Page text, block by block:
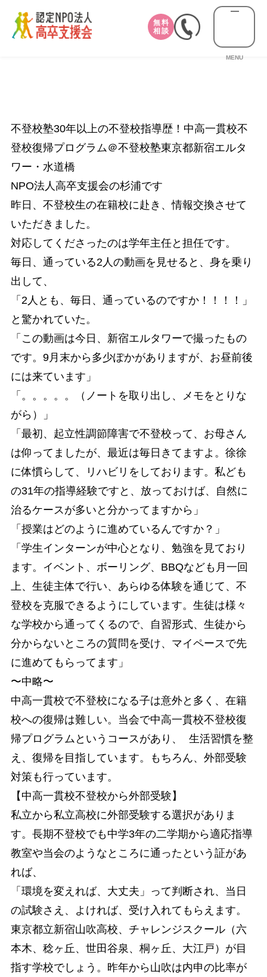
無料
相談
MENU
不登校塾30年以上の不登校指導歴！中高一貫校不
登校復帰プログラム＠不登校塾東京都新宿エルタ
ワー・水道橋
NPO法人高卒支援会の杉浦です
昨日、不登校生の在籍校に赴き、情報交換させて
いただきました。
対応してくださったのは学年主任と担任です。
毎日、通っている2人の動画を見せると、身を乗り
出して、
「2人とも、毎日、通っているのですか！！！！」
と驚かれていた。
「この動画は今日、新宿エルタワーで撮ったもの
です。9月末から多少ぽかがありますが、お昼前後
には来ています」
「。。。。。（ノートを取り出し、メモをとりな
がら）」
「最初、起立性調節障害で不登校って、お母さん
は仰ってましたが、最近は毎日きてますよ。徐徐
に体慣らして、リハビリをしております。私ども
の31年の指導経験ですと、放っておけば、自然に
治るケースが多いと分かってますから」
「授業はどのように進めているんですか？」
「学生インターンが中心となり、勉強を見ており
ます。イベント、ボーリング、BBQなども月一回
上、生徒主体で行い、あらゆる体験を通じて、不
登校を克服できるようにしています。生徒は様々
な学校から通ってくるので、自習形式、生徒から
分からないところの質問を受け、マイペースで先
に進めてもらってます」
〜中略〜
中高一貫校で不登校になる子は意外と多く、在籍
校への復帰は難しい。当会で中高一貫校不登校復
帰プログラムというコースがあり、 生活習慣を整
え、復帰を目指しています。もちろん、外部受験
対策も行っています。
【中高一貫校不登校から外部受験】
私立から私立高校に外部受験する選択がありま
す。長期不登校でも中学3年の二学期から適応指導
教室や当会のようなところに通ったという証があ
れば、
「環境を変えれば、大丈夫」って判断され、当日
の試験さえ、よければ、受け入れてもらえます。
東京都立新宿山吹高校、チャレンジスクール（六
本木、稔ヶ丘、世田谷泉、桐ヶ丘、大江戸）が目
指す学校でしょう。昨年から山吹は内申の比率が